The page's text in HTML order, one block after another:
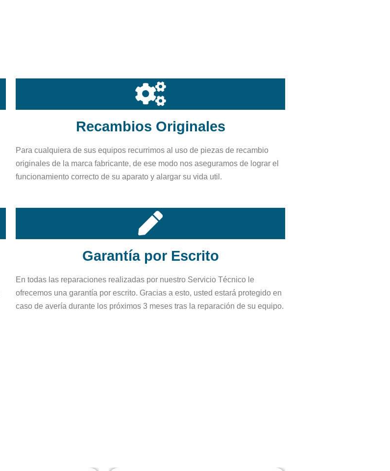
Recambios Originales
Para cualquiera de sus equipos recurrimos al uso de piezas de recambio
originales de la marca fabricante, de ese modo nos aseguramos de lograr el
funcionamiento correcto de su aparato y alargar su vida util.
Garantía por Escrito
En todas las reparaciones realizadas por nuestro Servicio Técnico le
ofrecemos una garantía por escrito. Gracias a esto, usted estará protegido en
caso de avería durante los próximos 3 meses tras la reparación de su equipo.